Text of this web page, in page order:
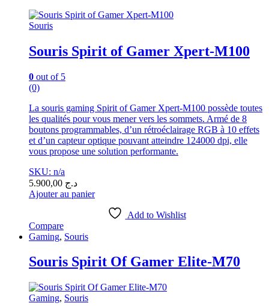
Souris
Souris Spirit of Gamer Xpert-M100
0 out of 5
(0)
La souris gaming Spirit of Gamer Xpert-M100 possède toutes
les qualités pour vous mener vers les sommets. Armé de 8
boutons programmables, d’un rétroéclairage RGB à 10 effets
et d’un capteur optique pouvant atteindre 124000 dpi, elle
vous propose une solution performante.
SKU: n/a
د.ج
Ajouter au panier
Add to Wishlist
Compare
Gaming, Souris
Souris Spirit Of Gamer Elite-M70
Gaming, Souris